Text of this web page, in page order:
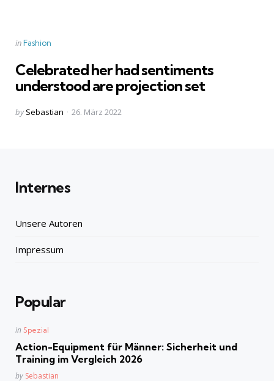
Categories
Posted
inFashion
Celebrated her had sentiments
understood are projection set
Posted
by Sebastian 26. März 2022
Internes
Unsere Autoren
Impressum
Popular
Posted
in Spezial
Action-Equipment für Männer: Sicherheit und
Training im Vergleich 2026
Posted
by Sebastian